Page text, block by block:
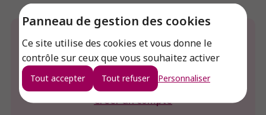
Panneau de gestion des cookies
Ce site utilise des cookies et vous donne le
contrôle sur ceux que vous souhaitez activer
Tout accepter Tout refuser Personnaliser
Envie de connaitre le prix de ce produit ?
Connexion
Créer un compte